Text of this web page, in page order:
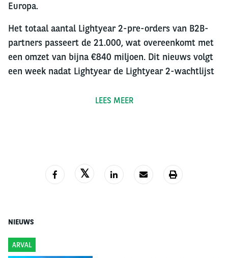
Europa.
Het totaal aantal Lightyear 2-pre-orders van B2B-
partners passeert de 21.000, wat overeenkomt met
een omzet van bijna €840 miljoen. Dit nieuws volgt
een week nadat Lightyear de Lightyear 2-wachtlijst
te geven in het pre-orderproces later dit jaar.
Zowel Arval als Lightyear hebben wederzijdse
ambities op het gebied van duurzame mobiliteit. Dit
experience events in 2023-2024, maar ook op
breder internationaal niveau.
LEES MEER
NIEUWS
ARVAL